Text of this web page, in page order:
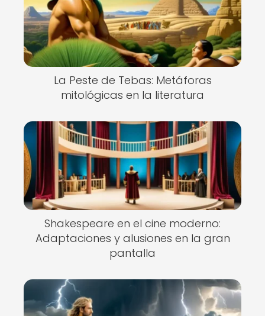
La Peste de Tebas: Metáforas
mitológicas en la literatura
Shakespeare en el cine moderno:
Adaptaciones y alusiones en la gran
pantalla